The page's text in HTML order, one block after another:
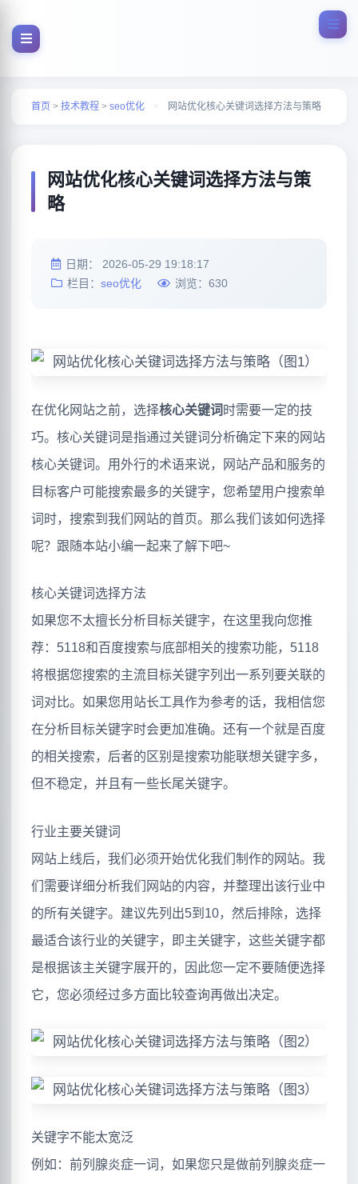
首页 > 技术教程 > seo优化 > 网站优化核心关键词选择方法与策略
网站优化核心关键词选择方法与策
略
日期： 2026-05-29 19:18:17
栏目： seo优化 浏览： 630
在优化网站之前，选择核心关键词 时需要一定的技
巧。核心关键词是指通过关键词分析确定下来的网站
核心关键词。用外行的术语来说，网站产品和服务的
目标客户可能搜索最多的关键字，您希望用户搜索单
词时，搜索到我们网站的首页。那么我们该如何选择
呢？跟随本站小编一起来了解下吧~
核心关键词选择方法
如果您不太擅长分析目标关键字，在这里我向您推
荐：5118和百度搜索与底部相关的搜索功能，5118
将根据您搜索的主流目标关键字列出一系列要关联的
词对比。如果您用站长工具作为参考的话，我相信您
在分析目标关键字时会更加准确。还有一个就是百度
的相关搜索，后者的区别是搜索功能联想关键字多，
但不稳定，并且有一些长尾关键字。
行业主要关键词
网站上线后，我们必须开始优化我们制作的网站。我
们需要详细分析我们网站的内容，并整理出该行业中
的所有关键字。建议先列出5到10，然后排除，选择
最适合该行业的关键字，即主关键字，这些关键字都
是根据该主关键字展开的，因此您一定不要随便选择
它，您必须经过多方面比较查询再做出决定。
关键字不能太宽泛
例如：前列腺炎症一词，如果您只是做前列腺炎症一